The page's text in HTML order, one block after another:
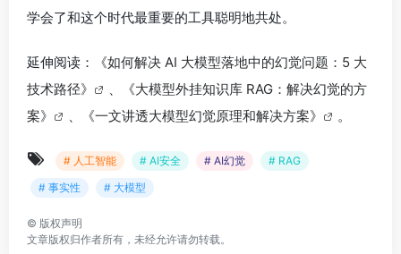
学会了和这个时代最重要的工具聪明地共处。
延伸阅读：
《如何解决 AI 大模型落地中的幻觉问题：5 大
技术路径》
《大模型外挂知识库 RAG：解决幻觉的方
案》
《一文讲透大模型幻觉原理和解决方案》 。
# 人工智能 # AI安全 # AI幻觉
# RAG
# 事实性
# 大模型
© 版权声明
文章版权归作者所有，未经允许请勿转载。